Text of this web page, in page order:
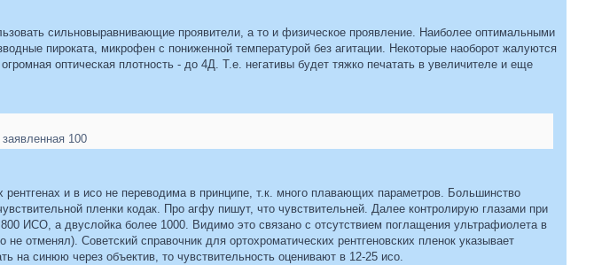
сильновыравнивающие проявители, а то и физическое проявление. Наиболее оптимальными
пироката, микрофен с пониженной температурой без агитации. Некоторые наоборот жалуются
оптическая плотность - до 4Д. Т.е. негативы будет тяжко печатать в увеличителе и еще
100
и в исо не переводима в принципе, т.к. много плавающих параметров. Большинство
пленки кодак. Про агфу пишут, что чувствительней. Далее контролирую глазами при
ИСО, а двуслойка более 1000. Видимо это связано с отсутствием поглащения ультрафиолета в
отменял). Советский справочник для ортохроматических рентгеновских пленок указывает
на синюю через объектив, то чувствительность оценивают в 12-25 исо.